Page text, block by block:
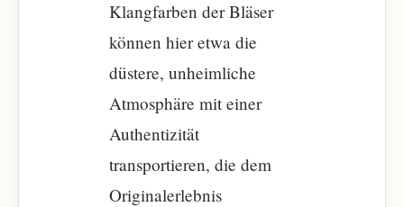
Klangfarben der Bläser
können hier etwa die
düstere, unheimliche
Atmosphäre mit einer
Authentizität
transportieren, die dem
Originalerlebnis